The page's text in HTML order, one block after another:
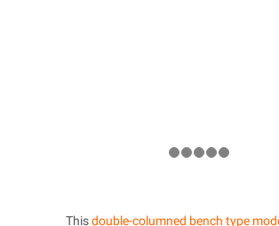
Thisdouble-columned bench type